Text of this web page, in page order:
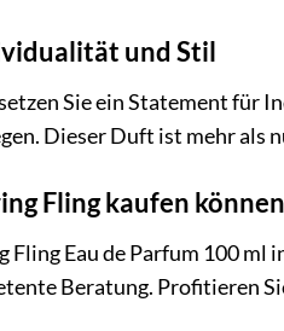
und Stil
Sie ein Statement für
Dieser Duft ist mehr als
Fling kaufen
Fling Eau de Parfum 100
Beratung. Profitieren